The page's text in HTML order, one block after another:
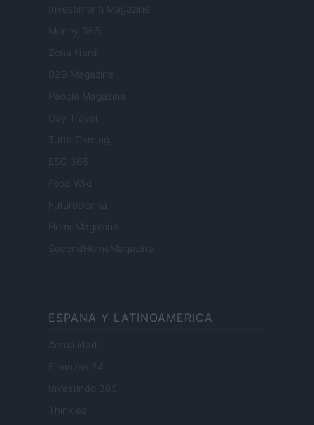
Investimenti Magazine
Money 365
Zona Nerd
B2B Magazine
People Magazine
Day Travel
Tutto Gaming
ESG 365
Food Wiki
FuturoDonna
HomeMagazine
SecondHomeMagazine
ESPANA Y LATINOAMERICA
Actualidad
Finanzas 24
Investindo 365
Think.es